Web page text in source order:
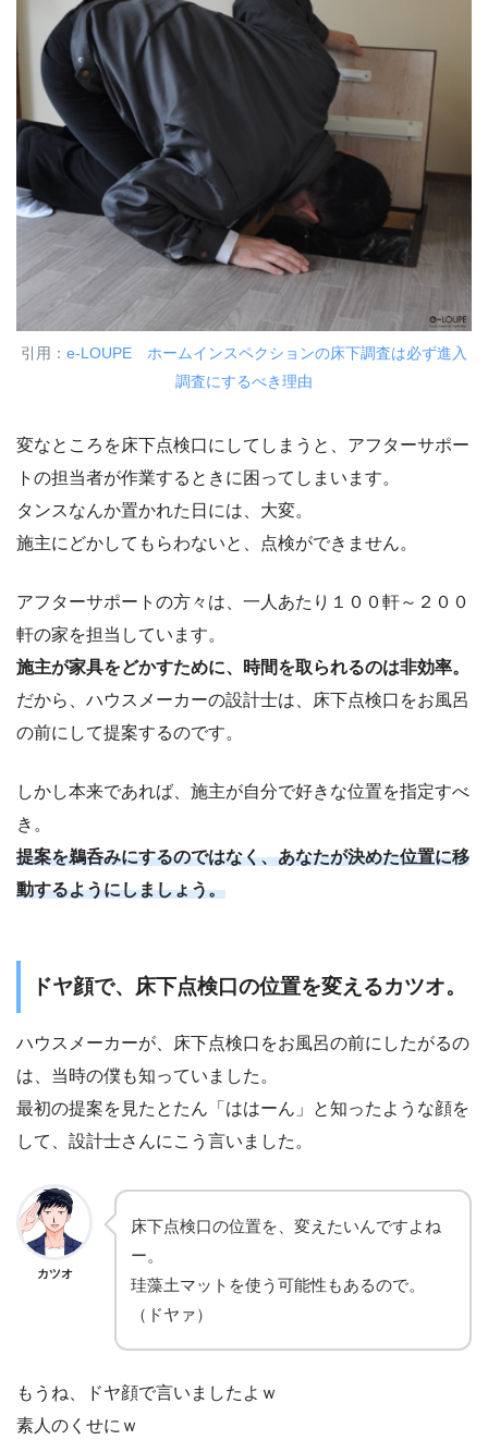
引用： e-LOUPE ホームインスペクションの床下調査は必ず進入
調査にするべき理由
変なところを床下点検口にしてしまうと、アフターサポー
トの担当者が作業するときに困ってしまいます。
タンスなんか置かれた日には、大変。
施主にどかしてもらわないと、点検ができません。
アフターサポートの方々は、一人あたり１００軒～２００
軒の家を担当しています。
施主が家具をどかすために、時間を取られるのは非効率。
だから、ハウスメーカーの設計士は、床下点検口をお風呂
の前にして提案するのです。
しかし本来であれば、施主が自分で好きな位置を指定すべ
き。
提案を鵜呑みにするのではなく、あなたが決めた位置に移
動するようにしましょう。
ドヤ顔で、床下点検口の位置を変えるカツオ。
ハウスメーカーが、床下点検口をお風呂の前にしたがるの
は、当時の僕も知っていました。
最初の提案を見たとたん「ははーん」と知ったような顔を
して、設計士さんにこう言いました。
カツオ
床下点検口の位置を、変えたいんですよね
ー。
珪藻土マットを使う可能性もあるので。
（ドヤァ）
もうね、ドヤ顔で言いましたよｗ
素人のくせにｗ